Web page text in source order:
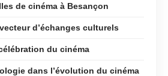
de cinéma à Besançon
d’échanges culturels
du cinéma
dans l’évolution du cinéma